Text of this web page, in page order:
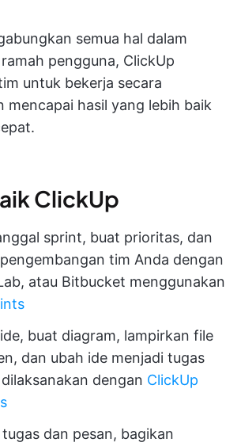
semua hal dalam
pengguna, ClickUp
untuk bekerja secara
mencapai hasil yang lebih baik
ClickUp
sprint, buat prioritas, dan
tim Anda dengan
atau Bitbucket menggunakan
buat diagram, lampirkan file
dan ubah ide menjadi tugas
dengan ClickUp
dan pesan, bagikan